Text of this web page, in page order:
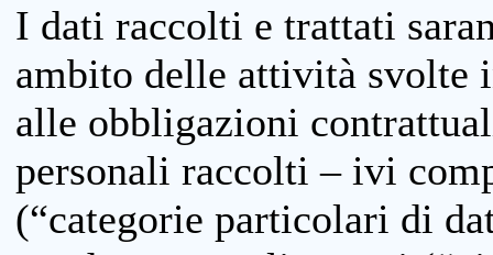
I dati raccolti e trattati
ambito delle attività svolte
alle obbligazioni
personali raccolti – ivi
(“categorie particolari di